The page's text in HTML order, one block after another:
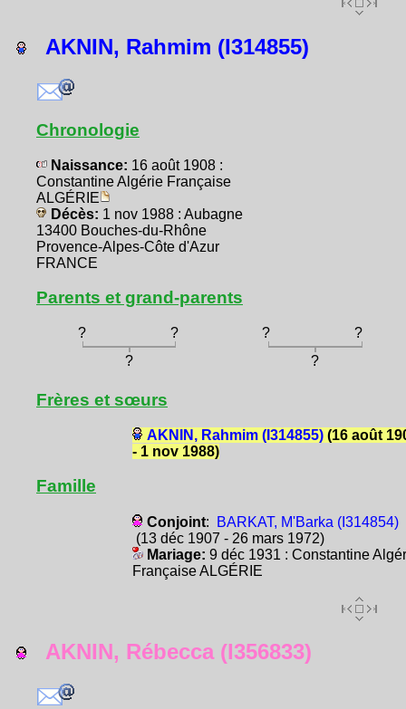
AKNIN, Rahmim (I314855)
Chronologie
Naissance: 16 août 1908 :
Constantine Algérie Française
ALGÉRIE
Décès: 1 nov 1988 : Aubagne
13400 Bouches-du-Rhône
Provence-Alpes-Côte d'Azur
FRANCE
Parents et grand-parents
? ? ?
?
?
?
Frères et sœurs
AKNIN, Rahmim (I314855)(16 août
- 1 nov 1988)
Famille
Conjoint:
BARKAT, M'Barka (I314854)
(13 déc 1907 - 26 mars 1972)
Mariage: 9 déc 1931 : Constantine
Française ALGÉRIE
AKNIN, Rébecca (I356833)